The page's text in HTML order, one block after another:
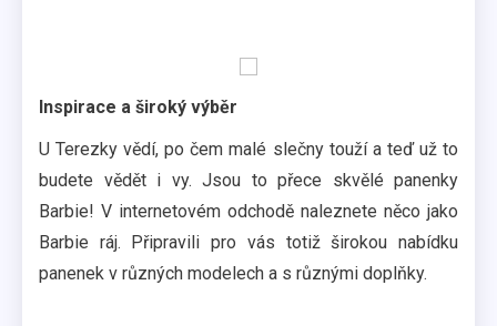
Inspirace a široký výběr
U Terezky vědí, po čem malé slečny touží a teď už to
budete vědět i vy. Jsou to přece skvělé panenky
Barbie! V internetovém odchodě naleznete něco jako
Barbie ráj. Připravili pro vás totiž širokou nabídku
panenek v různých modelech a s různými doplňky.